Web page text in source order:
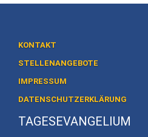
Veranstaltungen
Gottesdienste
Initiativen
KONTAKT
STELLENANGEBOTE
IMPRESSUM
DATENSCHUTZERKLÄRUNG
TAGESEVANGELIUM